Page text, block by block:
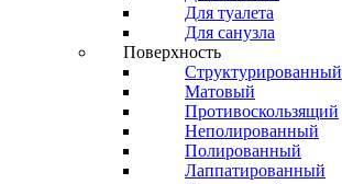
Для туалета
Для санузла
Поверхность
Структурированный
Матовый
Противоскользящий
Неполированный
Полированный
Лаппатированный